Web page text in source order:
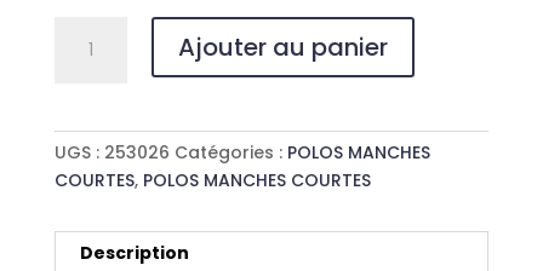
MODERN
Ajouter au panier
UGS : 253026 Catégories : POLOS MANCHES
COURTES, POLOS MANCHES COURTES
Description